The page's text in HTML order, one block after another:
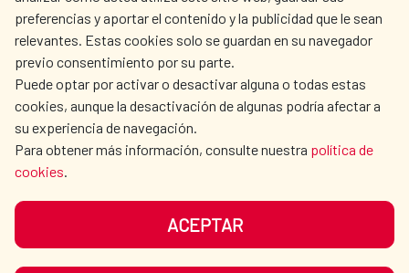
preferencias y aportar el contenido y la publicidad que le sean
relevantes. Estas cookies solo se guardan en su navegador
previo consentimiento por su parte.
Puede optar por activar o desactivar alguna o todas estas
cookies, aunque la desactivación de algunas podría afectar a
su experiencia de navegación.
Para obtener más información, consulte nuestra política de
cookies.
ACEPTAR
OUR SOCIAL MEDIA
DATA PROTECTION